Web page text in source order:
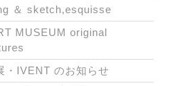
＆ sketch,esquisse
MUSEUM original
・IVENT のお知らせ